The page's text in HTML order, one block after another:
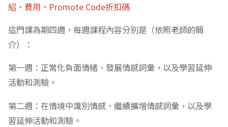
紹、費用、Promote Code折扣碼
這門課為期四週，每週課程內容分別是（依照老師的簡
介）：
第一週：正常化負面情緒、發展情感詞彙，以及學習延伸
活動和測驗。
第二週：在情境中識別情感、繼續擴增情感詞彙，以及學
習延伸活動和測驗。